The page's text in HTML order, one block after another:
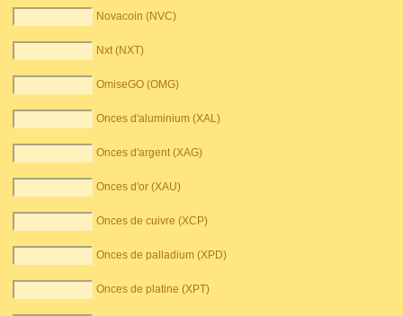
Novacoin (NVC)
Nxt (NXT)
OmiseGO (OMG)
Onces d'aluminium (XAL)
Onces d'argent (XAG)
Onces d'or (XAU)
Onces de cuivre (XCP)
Onces de palladium (XPD)
Onces de platine (XPT)